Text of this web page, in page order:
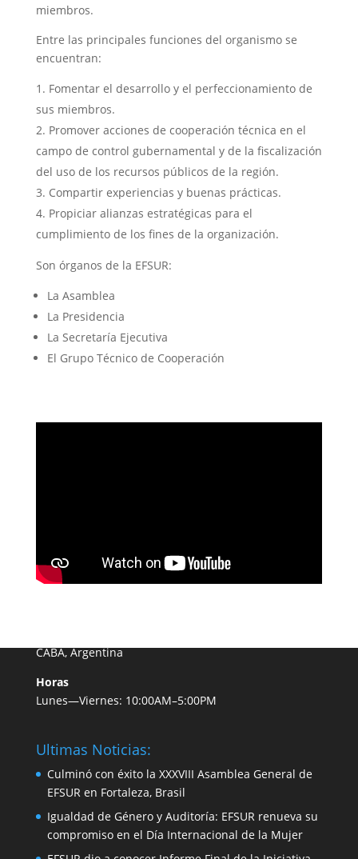
miembros.
Entre las principales funciones del organismo se
encuentran:
Fomentar el desarrollo y el perfeccionamiento de
sus miembros.
Promover acciones de cooperación técnica en el
campo de control gubernamental y de la fiscalización
del uso de los recursos públicos de la región.
Compartir experiencias y buenas prácticas.
Propiciar alianzas estratégicas para el
cumplimiento de los fines de la organización.
Son órganos de la EFSUR:
La Asamblea
La Presidencia
La Secretaría Ejecutiva
El Grupo Técnico de Cooperación
CABA, Argentina
Horas
Lunes—Viernes: 10:00AM–5:00PM
Ultimas Noticias:
Culminó con éxito la XXXVIII Asamblea General de
EFSUR en Fortaleza, Brasil
Igualdad de Género y Auditoría: EFSUR renueva su
compromiso en el Día Internacional de la Mujer